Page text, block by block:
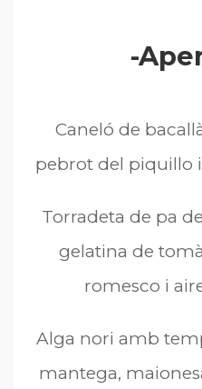
-
Caneló de
pebrot del piquillo
Torradeta de pa
gelatina de
romesco i
Alga nori amb
mantega,